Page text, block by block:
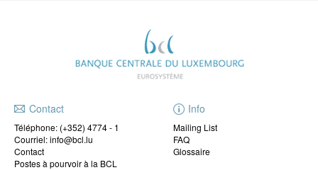
Contact
Téléphone: (+352) 4774 - 1
Courriel: info@bcl.lu
Contact
Postes à pourvoir à la BCL
Info
Mailing List
FAQ
Glossaire